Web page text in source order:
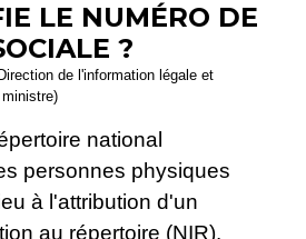
LE NUMÉRO DE
?
de l'information légale et
national
personnes physiques
à l'attribution d'un
au répertoire (NIR).